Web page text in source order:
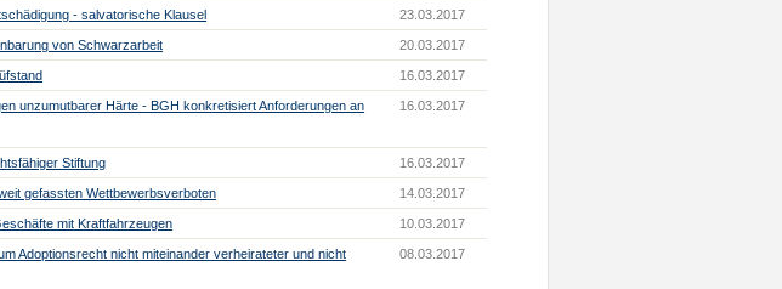
- salvatorische Klausel 23.03.2017
von Schwarzarbeit 20.03.2017
16.03.2017
unzumutbarer Härte - BGH konkretisiert Anforderungen an
16.03.2017
Stiftung 16.03.2017
gefassten Wettbewerbsverboten 14.03.2017
mit Kraftfahrzeugen 10.03.2017
Adoptionsrecht nicht miteinander verheirateter und nicht
08.03.2017